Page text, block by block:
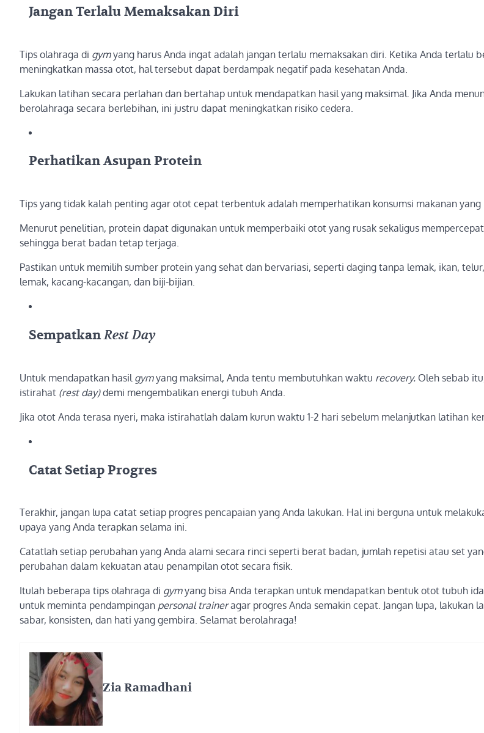
Jangan Terlalu Memaksakan Diri
Tips olahraga di gymyang harus Anda ingat adalah jangan terlalu memaksakan diri. Ketika Anda terlalu
meningkatkan massa otot, hal tersebut dapat berdampak negatif pada kesehatan Anda.
Lakukan latihan secara perlahan dan bertahap untuk mendapatkan hasil yang maksimal. Jika Anda
berolahraga secara berlebihan, ini justru dapat meningkatkan risiko cedera.
Perhatikan Asupan Protein
Tips yang tidak kalah penting agar otot cepat terbentuk adalah memperhatikan konsumsi makanan
Menurut penelitian, protein dapat digunakan untuk memperbaiki otot yang rusak sekaligus
sehingga berat badan tetap terjaga.
Pastikan untuk memilih sumber protein yang sehat dan bervariasi, seperti daging tanpa lemak, ikan,
lemak, kacang-kacangan, dan biji-bijian.
SempatkanRest Day
Untuk mendapatkan hasil gymyang maksimal, Anda tentu membutuhkan waktu recovery. Oleh sebab
istirahat (rest day)demi mengembalikan energi tubuh Anda.
Jika otot Anda terasa nyeri, maka istirahatlah dalam kurun waktu 1-2 hari sebelum melanjutkan latihan
Catat Setiap Progres
Terakhir, jangan lupa catat setiap progres pencapaian yang Anda lakukan. Hal ini berguna untuk
upaya yang Anda terapkan selama ini.
Catatlah setiap perubahan yang Anda alami secara rinci seperti berat badan, jumlah repetisi atau set
perubahan dalam kekuatan atau penampilan otot secara fisik.
Itulah beberapa tips olahraga di gymyang bisa Anda terapkan untuk mendapatkan bentuk otot tubuh
untuk meminta pendampingan personal traineragar progres Anda semakin cepat. Jangan lupa, lakukan
sabar, konsisten, dan hati yang gembira. Selamat berolahraga!
Zia Ramadhani